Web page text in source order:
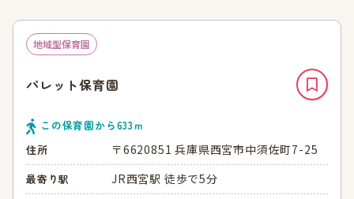
地域型保育園
パレット保育園
この保育園から633ｍ
住所
〒6620851 兵庫県西宮市中須佐町7-25
最寄り駅 JR西宮駅 徒歩で5分